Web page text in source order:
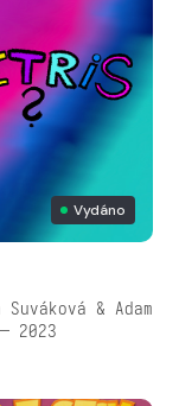
Vydáno
& Adam
2023